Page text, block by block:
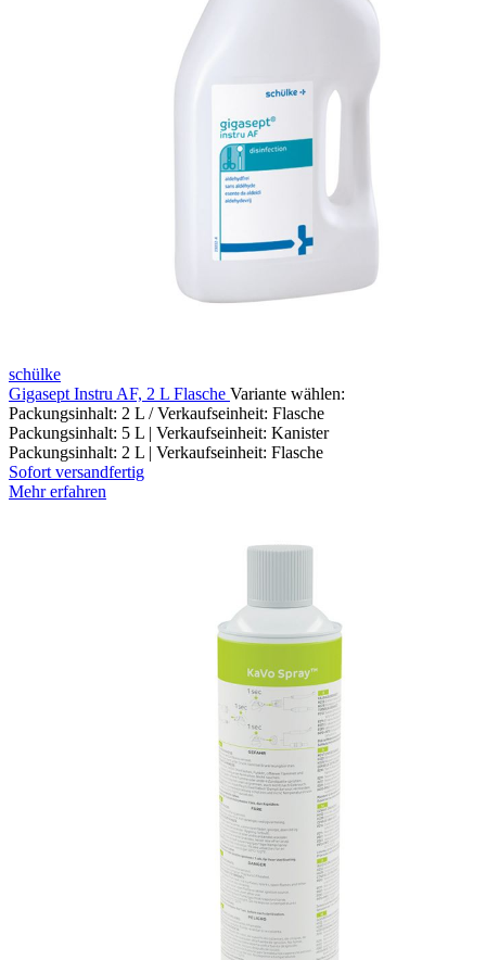
schülke
Gigasept Instru AF, 2 L Flasche Variante wählen:
Packungsinhalt: 2 L / Verkaufseinheit: Flasche
Packungsinhalt: 5 L | Verkaufseinheit: Kanister
Packungsinhalt: 2 L | Verkaufseinheit: Flasche
Sofort versandfertig
Mehr erfahren